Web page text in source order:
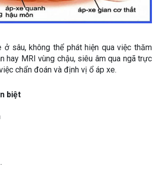
sâu, không thể phát hiện qua việc thăm
hay MRI vùng chậu, siêu âm qua ngã trực
chẩn đoán và định vị ổ áp xe.
biệt